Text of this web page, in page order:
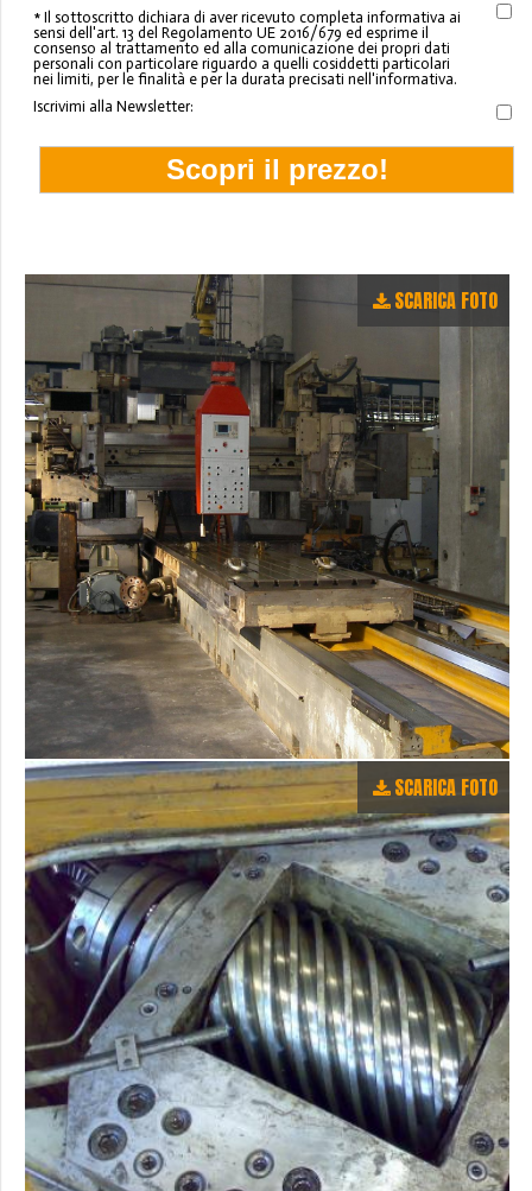
* Il sottoscritto dichiara di aver ricevuto completa informativa ai
sensi dell'art. 13 del Regolamento UE 2016/679 ed esprime il
consenso al trattamento ed alla comunicazione dei propri dati
personali con particolare riguardo a quelli cosiddetti particolari
nei limiti, per le finalità e per la durata precisati nell'informativa.
Iscrivimi alla Newsletter:
SCARICA FOTO
SCARICA FOTO